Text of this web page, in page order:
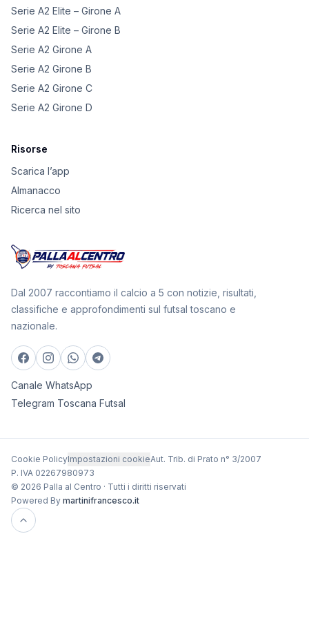
Serie A2 Elite – Girone A
Serie A2 Elite – Girone B
Serie A2 Girone A
Serie A2 Girone B
Serie A2 Girone C
Serie A2 Girone D
Risorse
Scarica l’app
Almanacco
Ricerca nel sito
Dal 2007 raccontiamo il calcio a 5 con notizie, risultati,
classifiche e approfondimenti sul futsal toscano e
nazionale.
Canale WhatsApp
Telegram Toscana Futsal
Cookie PolicyImpostazioni cookieAut. Trib. di Prato n° 3/2007
P. IVA 02267980973
© 2026 Palla al Centro · Tutti i diritti riservati
Powered By martinifrancesco.it